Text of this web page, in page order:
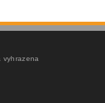
vyhrazena